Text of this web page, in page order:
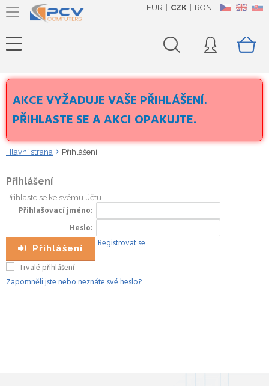
CZ EN SK
EUR CZK RON
AKCE VYŽADUJE VAŠE PŘIHLÁŠENÍ.
PŘIHLASTE SE A AKCI OPAKUJTE.
Hlavní strana Přihlášení
Přihlášení
Přihlaste se ke svému účtu
Přihlašovací jméno
Heslo
Přihlášení
Registrovat se
Trvalé přihlášení
Zapomněli jste nebo neznáte své heslo?